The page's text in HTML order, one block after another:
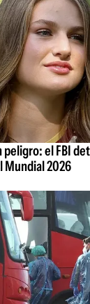
peligro: el FBI
Mundial 2026